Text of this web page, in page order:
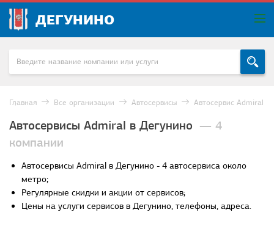
ДЕГУНИНО
Главная Все организации Автосервисы Автосервис Admiral
Автосервисы Admiral в Дегунино — 4
компании
Автосервисы Admiral в Дегунино - 4 автосервиса около
метро;
Регулярные скидки и акции от сервисов;
Цены на услуги сервисов в Дегунино, телефоны, адреса.